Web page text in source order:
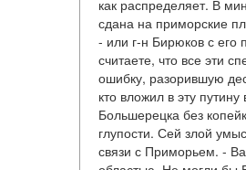
как распределяет. В
сдана на приморские
- или г-н Бирюков с
считаете, что все эти
ошибку, разорившую
кто вложил в эту
Большерецка без
глупости. Сей злой
связи с Приморьем. -